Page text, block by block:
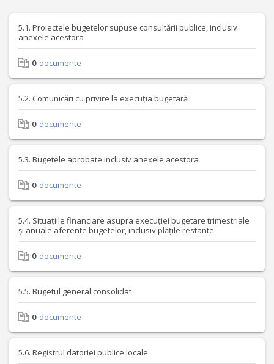
5.1. Proiectele bugetelor supuse consultării publice, inclusiv
anexele acestora
0 documente
5.2. Comunicări cu privire la execuția bugetară
0 documente
5.3. Bugetele aprobate inclusiv anexele acestora
0 documente
5.4. Situațiile financiare asupra execuției bugetare trimestriale
și anuale aferente bugetelor, inclusiv plățile restante
0 documente
5.5. Bugetul general consolidat
0 documente
5.6. Registrul datoriei publice locale